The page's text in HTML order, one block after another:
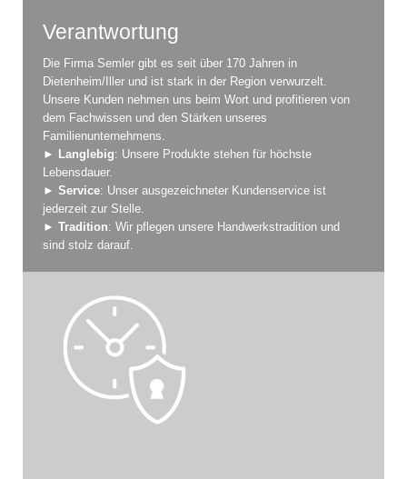
Verantwortung
Die Firma Semler gibt es seit über 170 Jahren in
Dietenheim/Iller und ist stark in der Region verwurzelt.
Unsere Kunden nehmen uns beim Wort und profitieren von
dem Fachwissen und den Stärken unseres
Familienunternehmens.
► Langlebig: Unsere Produkte stehen für höchste
Lebensdauer.
► Service: Unser ausgezeichneter Kundenservice ist
jederzeit zur Stelle.
► Tradition: Wir pflegen unsere Handwerkstradition und
sind stolz darauf.